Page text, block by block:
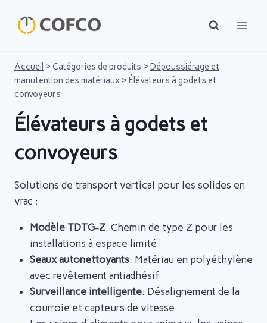
Accueil > Catégories de produits > Dépoussiérage et
manutention des matériaux > Élévateurs à godets et
convoyeurs
Élévateurs à godets et
convoyeurs
Solutions de transport vertical pour les solides en
vrac :
Modèle TDTG-Z: Chemin de type Z pour les
installations à espace limité
Seaux autonettoyants: Matériau en polyéthylène
avec revêtement antiadhésif
Surveillance intelligente: Désalignement de la
courroie et capteurs de vitesse